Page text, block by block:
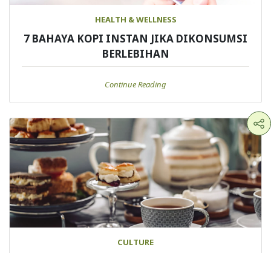
HEALTH & WELLNESS
7 BAHAYA KOPI INSTAN JIKA DIKONSUMSI
BERLEBIHAN
Continue Reading
CULTURE